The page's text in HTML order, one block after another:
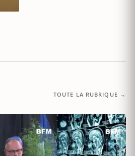
TOUTE LA RUBRIQUE →